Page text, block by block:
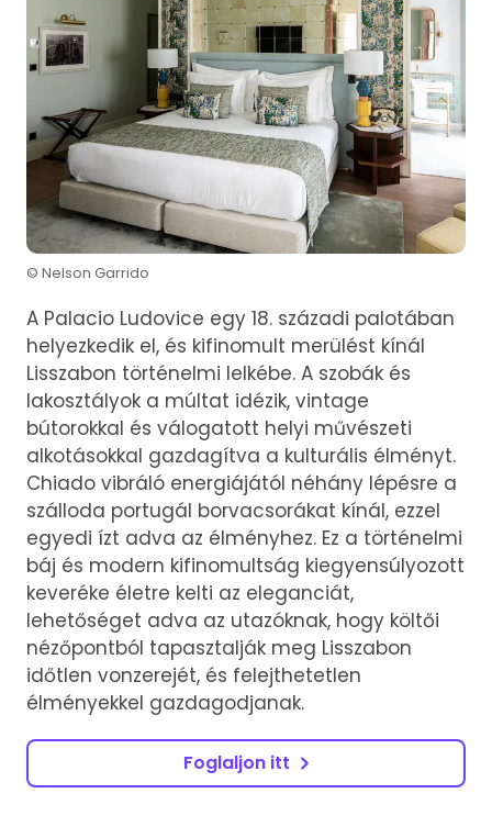
© Nelson Garrido
A Palacio Ludovice egy 18. századi palotában
helyezkedik el, és kifinomult merülést kínál
Lisszabon történelmi lelkébe. A szobák és
lakosztályok a múltat idézik, vintage
bútorokkal és válogatott helyi művészeti
alkotásokkal gazdagítva a kulturális élményt.
Chiado vibráló energiájától néhány lépésre a
szálloda portugál borvacsorákat kínál, ezzel
egyedi ízt adva az élményhez. Ez a történelmi
báj és modern kifinomultság kiegyensúlyozott
keveréke életre kelti az eleganciát,
lehetőséget adva az utazóknak, hogy költői
nézőpontból tapasztalják meg Lisszabon
időtlen vonzerejét, és felejthetetlen
élményekkel gazdagodjanak.
Foglaljon itt